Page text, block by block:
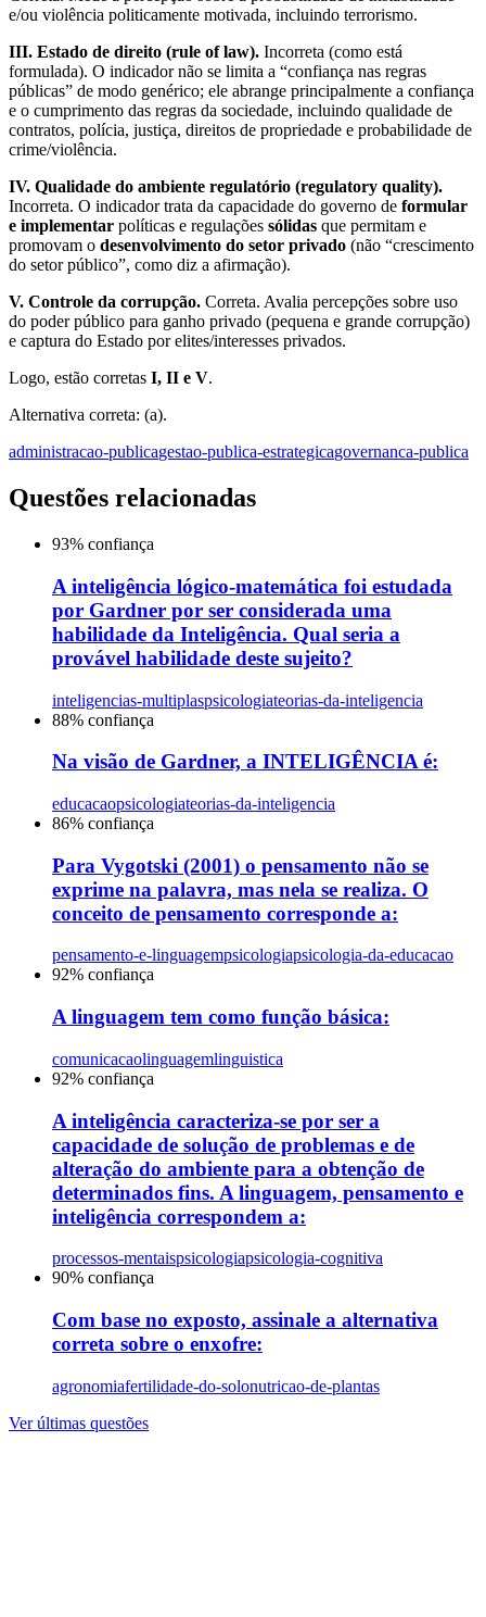
e/ou violência politicamente motivada, incluindo terrorismo.
III. Estado de direito (rule of law). Incorreta (como está
formulada). O indicador não se limita a “confiança nas regras
públicas” de modo genérico; ele abrange principalmente a confiança
e o cumprimento das regras da sociedade, incluindo qualidade de
contratos, polícia, justiça, direitos de propriedade e probabilidade de
crime/violência.
IV. Qualidade do ambiente regulatório (regulatory quality).
Incorreta. O indicador trata da capacidade do governo de formular
e implementar políticas e regulações sólidas que permitam e
promovam o desenvolvimento do setor privado (não “crescimento
do setor público”, como diz a afirmação).
V. Controle da corrupção. Correta. Avalia percepções sobre uso
do poder público para ganho privado (pequena e grande corrupção)
e captura do Estado por elites/interesses privados.
Logo, estão corretas I, II e V.
Alternativa correta: (a).
administracao-publicagestao-publica-estrategicagovernanca-publica
Questões relacionadas
93% confiança
A inteligência lógico-matemática foi estudada
por Gardner por ser considerada uma
habilidade da Inteligência. Qual seria a
provável habilidade deste sujeito?
inteligencias-multiplaspsicologiateorias-da-inteligencia
88% confiança
Na visão de Gardner, a INTELIGÊNCIA é:
educacaopsicologiateorias-da-inteligencia
86% confiança
Para Vygotski (2001) o pensamento não se
exprime na palavra, mas nela se realiza. O
conceito de pensamento corresponde a:
pensamento-e-linguagempsicologiapsicologia-da-educacao
92% confiança
A linguagem tem como função básica:
comunicacaolinguagemlinguistica
92% confiança
A inteligência caracteriza-se por ser a
capacidade de solução de problemas e de
alteração do ambiente para a obtenção de
determinados fins. A linguagem, pensamento e
inteligência correspondem a:
processos-mentaispsicologiapsicologia-cognitiva
90% confiança
Com base no exposto, assinale a alternativa
correta sobre o enxofre:
agronomiafertilidade-do-solonutricao-de-plantas
Ver últimas questões